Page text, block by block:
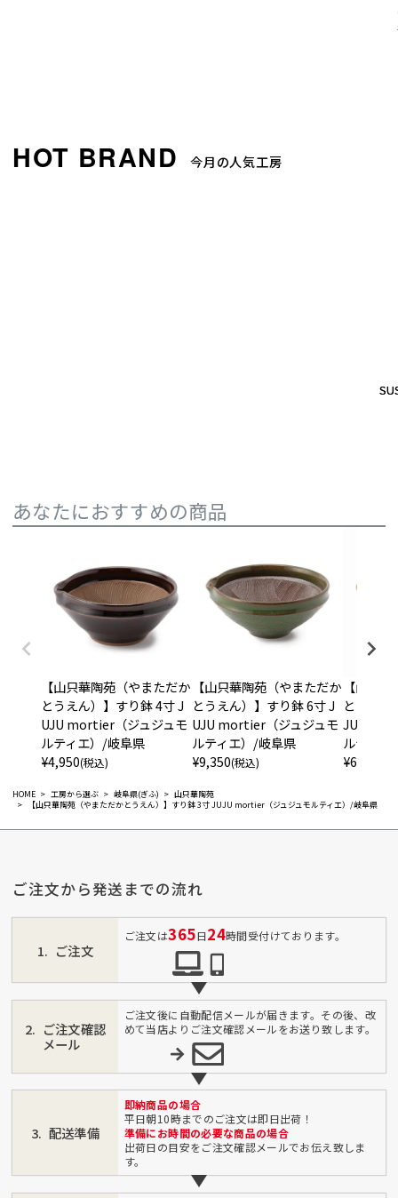
HOME 工房から選ぶ 岐阜県(ぎふ)
山只華陶苑
【山只華陶苑（やまただかとうえん）】すり鉢 3寸 JUJU mortier（ジュジュモルティエ）/岐阜県
今月の人気工房
あなたにおすすめの商品
【山只華陶苑（やまただか
とうえん）】すり鉢 4寸 J
UJU mortier（ジュジュモ
ルティエ）/岐阜県
¥4,950(税込)
【山只華陶苑（やまただか
とうえん）】すり鉢 6寸 J
UJU mortier（ジュジュモ
ルティエ）/岐阜県
¥9,350(税込)
【山只
とうえ
JU
ルティエ
¥6,050
ご注文から発送までの流れ
ご注文
ご注文は365日24時間受付けております。
ご注文確認
メール
ご注文後に自動配信メールが届きます。その後、改
めて当店よりご注文確認メールをお送り致します。
配送準備
即納商品の場合
平日朝10時までのご注文は即日出荷！
準備にお時間の必要な商品の場合
出荷日の目安をご注文確認メールでお伝え致しま
す。